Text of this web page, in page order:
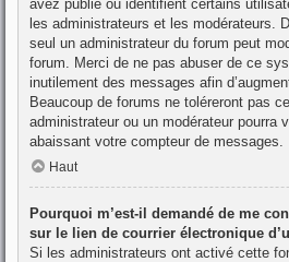
avez publié ou identifient certains
les administrateurs et les modérateurs.
seul un administrateur du forum peut
forum. Merci de ne pas abuser de ce
inutilement des messages afin
Beaucoup de forums ne toléreront pas
administrateur ou un modérateur pourra
abaissant votre compteur de messages.
Haut
Pourquoi m’est-il demandé de me
sur le lien de courrier électronique
Si les administrateurs ont activé cette